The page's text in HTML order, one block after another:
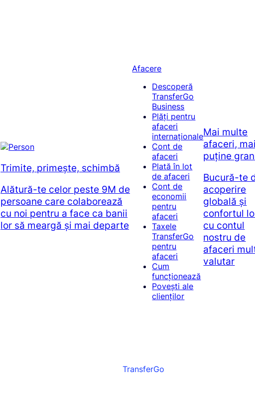
Trimite, primește, schimbă
Alătură-te celor peste 9M de
persoane care colaborează
cu noi pentru a face ca banii
lor să meargă și mai departe
Afacere
Descoperă
TransferGo
Business
Plăți pentru
afaceri
internaționale
Cont de
afaceri
Plată în lot
de afaceri
Cont de
economii
pentru
afaceri
Taxele
TransferGo
pentru
afaceri
Cum
funcționează
Povești ale
clienților
Mai multe
afaceri,
puține
Bucură-te
acoperire
globală și
confortul
cu contul
nostru de
afaceri
valutar
TransferGo